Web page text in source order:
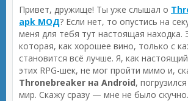
Привет, дружище! Ты уже слышал о
apk МОД? Если нет, то опустись на
меня для тебя тут настоящая находка.
которая, как хорошее вино, только с
становится всё лучше. Я, как
этих RPG-шек, не мог пройти мимо и,
Thronebreaker на Android,
мир. Скажу сразу — мне не было